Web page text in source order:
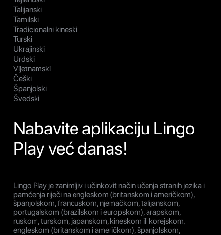
Talijanski
Tamilski
Tradicionalni kineski
Turski
Ukrajinski
Urdski
Vijetnamski
Češki
Španjolski
Švedski
Nabavite aplikaciju Lingo
Play već danas!
Lingo Play je zanimljiv i učinkovit način učenja stranih jezika i
pamćenja riječi na engleskom (britanskom i američkom),
španjolskom, francuskom, njemačkom, talijanskom,
portugalskom (brazilskom i europskom), arapskom,
ruskom, turskom, japanskom, kineskom ili korejskom,
engleskom (britanskom i američkom), španjolskom,